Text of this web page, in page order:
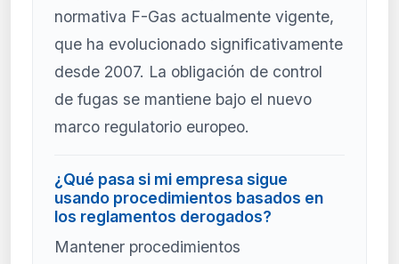
normativa F-Gas actualmente vigente,
que ha evolucionado significativamente
desde 2007. La obligación de control
de fugas se mantiene bajo el nuevo
marco regulatorio europeo.
¿Qué pasa si mi empresa sigue
usando procedimientos basados en
los reglamentos derogados?
Mantener procedimientos